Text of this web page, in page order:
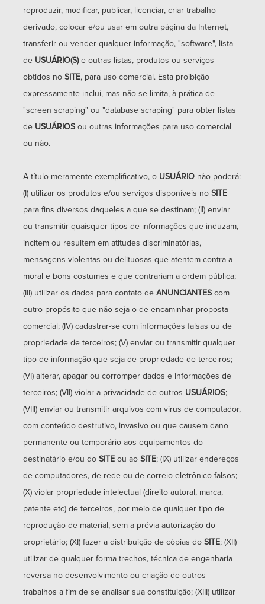
reproduzir, modificar, publicar, licenciar, criar trabalho
derivado, colocar e/ou usar em outra página da Internet,
transferir ou vender qualquer informação, "software", lista
de USUÁRIO(S)e outras listas, produtos ou serviços
obtidos no SITE, para uso comercial. Esta proibição
expressamente inclui, mas não se limita, à prática de
"screen scraping" ou "database scraping" para obter listas
de USUÁRIOS ou outras informações para uso comercial
ou não.
A título meramente exemplificativo, o USUÁRIO não poderá:
(I) utilizar os produtos e/ou serviços disponíveis no SITE
para fins diversos daqueles a que se destinam; (II) enviar
ou transmitir quaisquer tipos de informações que induzam,
incitem ou resultem em atitudes discriminatórias,
mensagens violentas ou delituosas que atentem contra a
moral e bons costumes e que contrariam a ordem pública;
(III) utilizar os dados para contato de ANUNCIANTES com
outro propósito que não seja o de encaminhar proposta
comercial; (IV) cadastrar-se com informações falsas ou de
propriedade de terceiros; (V) enviar ou transmitir qualquer
tipo de informação que seja de propriedade de terceiros;
(VI) alterar, apagar ou corromper dados e informações de
terceiros; (VII) violar a privacidade de outros USUÁRIOS;
(VIII) enviar ou transmitir arquivos com vírus de computador,
com conteúdo destrutivo, invasivo ou que causem dano
permanente ou temporário aos equipamentos do
destinatário e/ou do SITE ou ao SITE; (IX) utilizar endereços
de computadores, de rede ou de correio eletrônico falsos;
(X) violar propriedade intelectual (direito autoral, marca,
patente etc) de terceiros, por meio de qualquer tipo de
reprodução de material, sem a prévia autorização do
proprietário; (XI) fazer a distribuição de cópias do SITE; (XII)
utilizar de qualquer forma trechos, técnica de engenharia
reversa no desenvolvimento ou criação de outros
trabalhos a fim de se analisar sua constituição; (XIII) utilizar